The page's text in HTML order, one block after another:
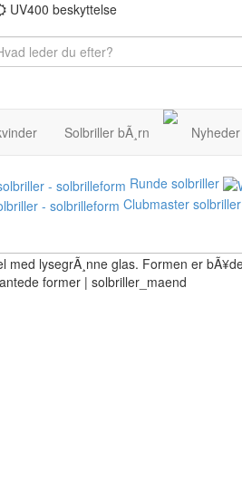
UV400 beskyttelse
Solbriller bÃ¸rn Nyheder
Runde solbriller
Clubmaster solbriller